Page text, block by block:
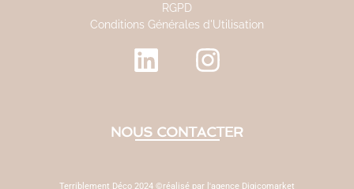
RGPD
Conditions Générales d'Utilisation
NOUS CONTACTER
Terriblement Déco 2024 ©réalisé par l'agence Digicomarket